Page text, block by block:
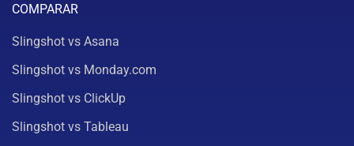
COMPARAR
Slingshot vs Asana
Slingshot vs Monday.com
Slingshot vs ClickUp
Slingshot vs Tableau